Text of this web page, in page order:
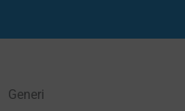
Generi